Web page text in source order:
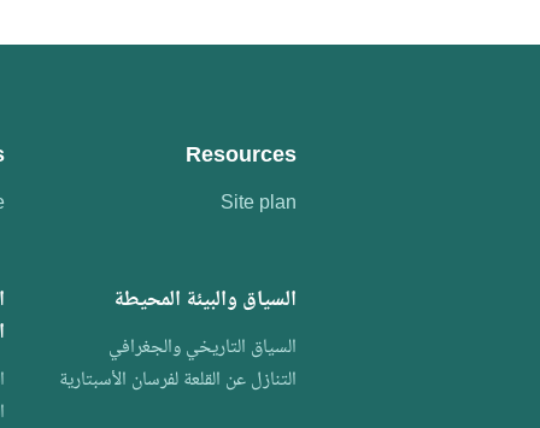
Resources
Site plan
السياق والبيئة المحيطة
السياق التاريخي والجغرافي
التنازل عن القلعة لفرسان الأسبتارية